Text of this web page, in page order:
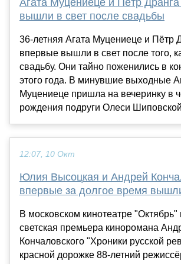
вышли в свет после свадьбы
36-летняя Агата Муцениеце и Пётр
впервые вышли в свет после того,
свадьбу. Они тайно поженились в
этого года. В минувшие выходные
Муцениеце пришла на вечеринку в
рождения подруги Олеси
12:07, 10 Окт
Юлия Высоцкая и Андрей
впервые за долгое время
В московском кинотеатре
светская премьера киноромана
Кончаловского "Хроники русской
красной дорожке 88-летний